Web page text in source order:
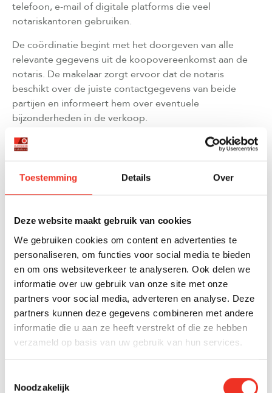
Toestemming Details Over
Deze website maakt gebruik van cookies
We gebruiken cookies om content en advertenties te
personaliseren, om functies voor social media te bieden
en om ons websiteverkeer te analyseren. Ook delen we
informatie over uw gebruik van onze site met onze
partners voor social media, adverteren en analyse. Deze
partners kunnen deze gegevens combineren met andere
informatie die u aan ze heeft verstrekt of die ze hebben
verzameld op basis van uw gebruik van hun services.
Noodzakelijk
telefoon, e-mail of digitale platforms die veel
notariskantoren gebruiken.
De coördinatie begint met het doorgeven van alle
relevante gegevens uit de koopovereenkomst aan de
notaris. De makelaar zorgt ervoor dat de notaris
beschikt over de juiste contactgegevens van beide
partijen en informeert hem over eventuele
bijzonderheden in de verkoop.
Gedurende het traject controleert de makelaar
regelmatig of alle documenten zijn ontvangen en of de
akte van levering correct wordt opgesteld. Bij vragen of
onduidelijkheden treedt de makelaar op als schakel
makelaar praktische zaken, zoals het tijdstip van de
afspraak en wie er allemaal aanwezig moeten zijn.
WAT GEBEURT ER ALS DE OVERDRACHT WORDT
VERTRAAGD?
Bij een vertraging van de overdracht informeert de
makelaar onmiddellijk alle betrokken partijen en
onderzoekt hij de oorzaak van de vertraging.
Vervolgens wordt er een nieuwe overdrachtsdatum
gepland en worden eventuele gevolgen voor beide